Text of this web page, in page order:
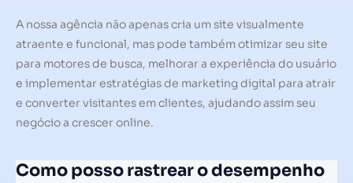
A nossa agência não apenas cria um site visualmente
atraente e funcional, mas pode também otimizar seu site
para motores de busca, melhorar a experiência do usuário
e implementar estratégias de marketing digital para atrair
e converter visitantes em clientes, ajudando assim seu
negócio a crescer online.
Como posso rastrear o desempenho